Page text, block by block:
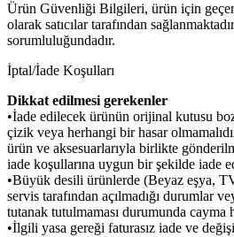
Ürün Güvenliği Bilgileri, ürün için
olarak satıcılar tarafından
sorumluluğundadır.
İptal/İade Koşulları
Dikkat edilmesi gerekenler
•İade edilecek ürünün orijinal kutusu
çizik veya herhangi bir hasar
ürün ve aksesuarlarıyla birlikte
iade koşullarına uygun bir şekilde iade
•Büyük desili ürünlerde (Beyaz eşya,
servis tarafından açılmadığı durumlar
tutanak tutulmaması durumunda cayma
•İlgili yasa gereği faturasız iade ve